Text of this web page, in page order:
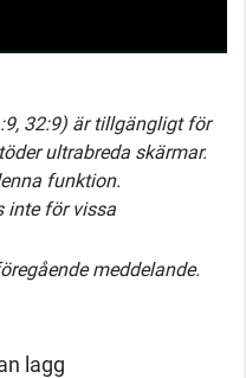
32:9) är tillgängligt för
ultrabreda skärmar.
funktion.
inte för vissa
meddelande.
lagg